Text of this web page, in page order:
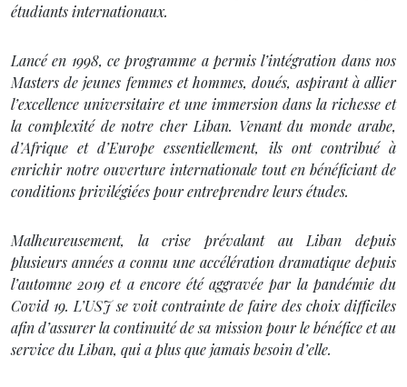
étudiants internationaux.
Lancé en 1998, ce programme a permis l’intégration dans nos
Masters de jeunes femmes et hommes, doués, aspirant à allier
l’excellence universitaire et une immersion dans la richesse et
la complexité de notre cher Liban. Venant du monde arabe,
d’Afrique et d’Europe essentiellement, ils ont contribué à
enrichir notre ouverture internationale tout en bénéficiant de
conditions privilégiées pour entreprendre leurs études.
Malheureusement, la crise prévalant au Liban depuis
plusieurs années a connu une accélération dramatique depuis
l’automne 2019 et a encore été aggravée par la pandémie du
Covid 19. L’USJ se voit contrainte de faire des choix difficiles
afin d’assurer la continuité de sa mission pour le bénéfice et au
service du Liban, qui a plus que jamais besoin d’elle.